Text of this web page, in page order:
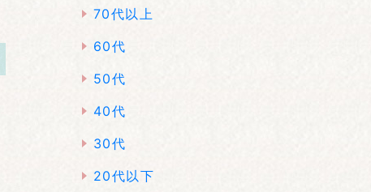
70代以上
60代
50代
40代
30代
20代以下